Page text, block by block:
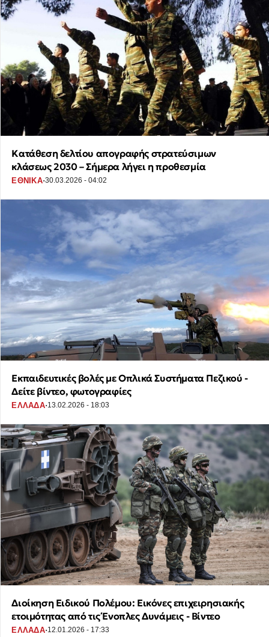
Κατάθεση δελτίου απογραφής στρατεύσιμων
κλάσεως 2030 – Σήμερα λήγει η προθεσμία
ΕΘΝΙΚΑ·30.03.2026 - 04:02
Εκπαιδευτικές βολές με Οπλικά Συστήματα Πεζικού -
Δείτε βίντεο, φωτογραφίες
ΕΛΛΑΔΑ·13.02.2026 - 18:03
Διοίκηση Ειδικού Πολέμου: Εικόνες επιχειρησιακής
ετοιμότητας από τις Ένοπλες Δυνάμεις - Βίντεο
ΕΛΛΑΔΑ·12.01.2026 - 17:33